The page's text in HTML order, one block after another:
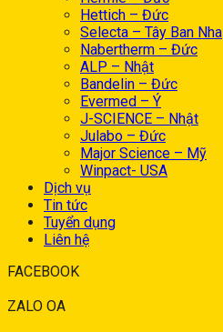
Hettich – Đức
Selecta – Tây Ban Nha
Nabertherm – Đức
ALP – Nhật
Bandelin – Đức
Evermed – Ý
J-SCIENCE – Nhật
Julabo – Đức
Major Science – Mỹ
Winpact- USA
Dịch vụ
Tin tức
Tuyển dụng
Liên hệ
FACEBOOK
ZALO OA